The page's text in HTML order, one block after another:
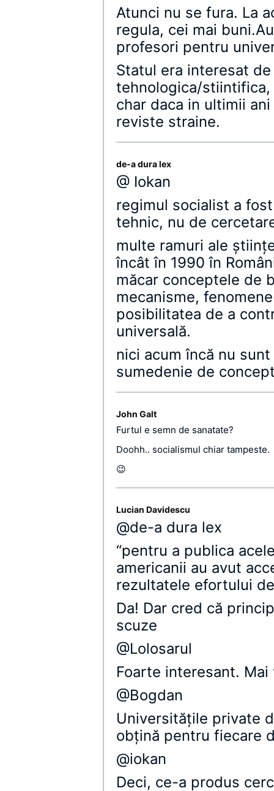
Atunci nu se fura. La
regula, cei mai
profesori pentru
Statul era interesat
tehnologica/
char daca in ultimii
reviste straine.
de-a dura lex
@ Iokan
regimul socialist a
tehnic, nu de
multe ramuri ale
încât în 1990 în
măcar conceptele de
mecanisme,
posibilitatea de a
universală.
nici acum încă nu
sumedenie de
John Galt
Furtul e semn de sanatate?
Doohh.. socialismul chiar tampeste.
😉
Lucian Davidescu
@de-a dura lex
“pentru a publica
americanii au avut
rezultatele efortului
Da! Dar cred că
scuze
@Lolosarul
Foarte interesant.
@Bogdan
Universităţile private
obţină pentru fiecare
@iokan
Deci, ce-a produs